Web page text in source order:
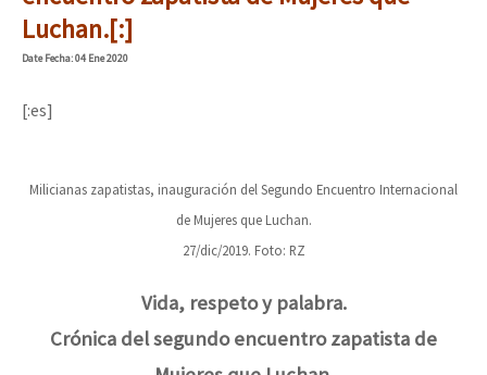
Mundo
EZLN
Megaproyectos
Niñxs
[CDMX – 20 julio] Jornadas globales por la libertad de Jesús
Se o México sabe, que o mundo saiba! Nossas lutas pela
Luchan.[:]
DateFecha: 04 Ene 2020
[:es]
Milicianas zapatistas, inauguración del Segundo Encuentro Internacional
de Mujeres que Luchan.
27/dic/2019. Foto: RZ
Vida, respeto y palabra.
Crónica del segundo encuentro zapatista de